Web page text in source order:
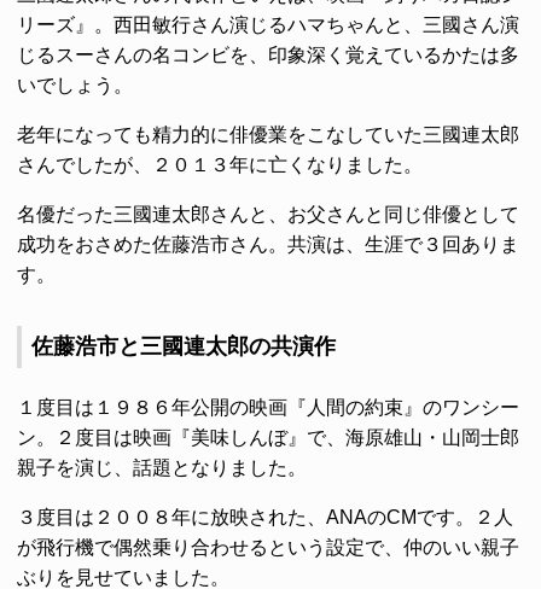
リーズ』。西田敏行さん演じるハマちゃんと、三國さん演
じるスーさんの名コンビを、印象深く覚えているかたは多
いでしょう。
老年になっても精力的に俳優業をこなしていた三國連太郎
さんでしたが、２０１３年に亡くなりました。
名優だった三國連太郎さんと、お父さんと同じ俳優として
成功をおさめた佐藤浩市さん。共演は、生涯で３回ありま
す。
佐藤浩市と三國連太郎の共演作
１度目は１９８６年公開の映画『人間の約束』のワンシー
ン。２度目は映画『美味しんぼ』で、海原雄山・山岡士郎
親子を演じ、話題となりました。
３度目は２００８年に放映された、ANAのCMです。２人
が飛行機で偶然乗り合わせるという設定で、仲のいい親子
ぶりを見せていました。